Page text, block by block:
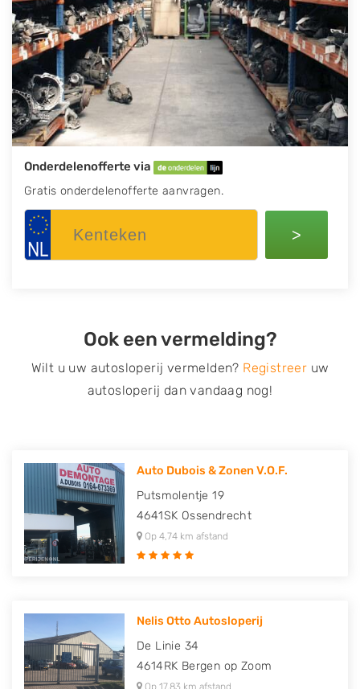
Onderdelenofferte via
Gratis onderdelenofferte aanvragen.
>
Ook een vermelding?
Wilt u uw autosloperij vermelden? Registreer uw
autosloperij dan vandaag nog!
Auto Dubois & Zonen V.O.F.
Putsmolentje 19
4641SK Ossendrecht
Op 4,74 km afstand
Nelis Otto Autosloperij
De Linie 34
4614RK Bergen op Zoom
Op 17,83 km afstand